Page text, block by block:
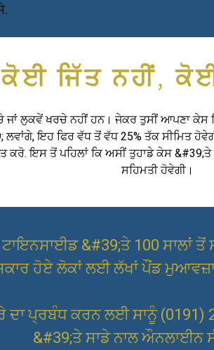
ਕੋਈ ਜਿੱਤ ਨਹੀਂ,
ਜਾਂ ਲੁਕਵੇਂ ਖਰਚੇ ਨਹੀਂ ਹਨ। ਜੇਕਰ ਤੁਸੀਂ ਆਪਣਾ
ਲਵਾਂਗੇ, ਇਹ ਫਿਰ ਵੱਧ ਤੋਂ ਵੱਧ 25% ਤੱਕ ਸੀਮਿਤ
ਇਸ ਤੋਂ ਪਹਿਲਾਂ ਕਿ ਅਸੀਂ ਤੁਹਾਡੇ ਕੇਸ &#39;ਤੇ
ਸਹਿਮਤੀ ਹੋਵੇਗੀ।
ਟਾਇਨਸਾਈਡ &#39;ਤੇ 100 ਸਾਲਾਂ
ਹੋਏ ਲੋਕਾਂ ਲਈ ਲੱਖਾਂ ਪੌਂਡ
ਪ੍ਰਬੰਧ ਕਰਨ ਲਈ ਸਾਨੂੰ (0191)
&#39;ਤੇ ਸਾਡੇ ਨਾਲ ਔਨਲਾਈਨ